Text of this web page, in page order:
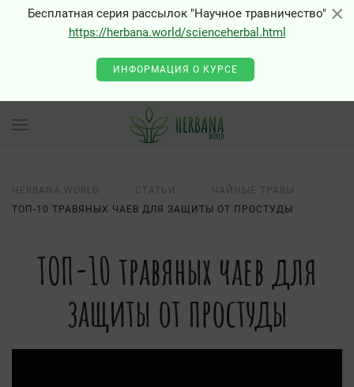
×
Бесплатная серия рассылок "Научное травничество"
https://herbana.world/scienceherbal.html
ИНФОРМАЦИЯ О КУРСЕ
HERBANA.WORLD СТАТЬИ
ЧАЙНЫЕ ТРАВЫ
ТОП-10 ТРАВЯНЫХ ЧАЕВ ДЛЯ ЗАЩИТЫ ОТ ПРОСТУДЫ
ТОП-10 травяных чаев для
защиты от простуды
×